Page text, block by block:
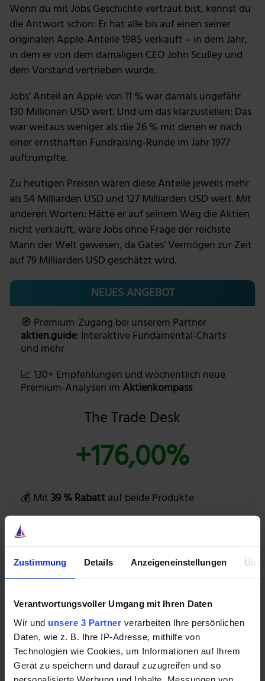
Zustimmung Details Anzeigeneinstellungen
Verantwortungsvoller Umgang mit Ihren Daten
Wir und unsere 3 Partner verarbeiten Ihre persönlichen
Daten, wie z. B. Ihre IP-Adresse, mithilfe von
Technologien wie Cookies, um Informationen auf Ihrem
Gerät zu speichern und darauf zuzugreifen und so
Wenn du mit Jobs Geschichte vertraut bist, kennst du
die Antwort schon: Er hat alle bis auf einen seiner
originalen Apple-Anteile 1985 verkauft – in dem Jahr,
in dem er von dem damaligen CEO John Sculley und
dem Vorstand vertrieben wurde.
Jobs’ Anteil an Apple von 11 % war damals ungefähr
130 Millionen USD wert. Und um das klarzustellen: Das
war weitaus weniger als die 26 % mit denen er nach
einer ernsthaften Fundraising-Runde im Jahr 1977
auftrumpfte.
Zu heutigen Preisen wären diese Anteile jeweils mehr
als 54 Milliarden USD und 127 Milliarden USD wert. Mit
anderen Worten: Hätte er auf seinem Weg die Aktien
nicht verkauft, wäre Jobs ohne Frage der reichste
Mann der Welt gewesen, da Gates’ Vermögen zur Zeit
auf 79 Milliarden USD geschätzt wird.
NEUES ANGEBOT
🧭 Premium-Zugang bei unserem Partner
aktien.guide: Interaktive Fundamental-Charts
und mehr
📈 130+ Empfehlungen und wöchentlich neue
Premium-Analysen im Aktienkompass
The Trade Desk
+176,00%
💰 Mit 39 % Rabattauf beide Produkte
Versteh mich nicht falsch. Ich möchte keine Kritik
üben– ganz im Gegenteil.
Jobs hatte 1985 in Anbetracht seines Rausschmisses
keinen Grund dazu, optimistisch auf Apple zu schauen.
Hinzu kommt, dass Apple ohne Jobs‘ Rückkehr